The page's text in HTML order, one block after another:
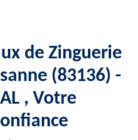
de Zinguerie
(83136) -
, Votre